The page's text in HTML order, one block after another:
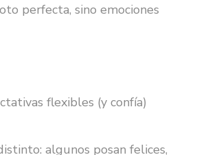
perfecta, sino emociones
flexibles (y confía)
algunos posan felices,